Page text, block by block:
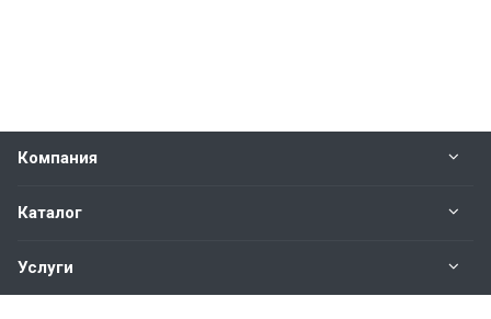
Компания
Каталог
Услуги